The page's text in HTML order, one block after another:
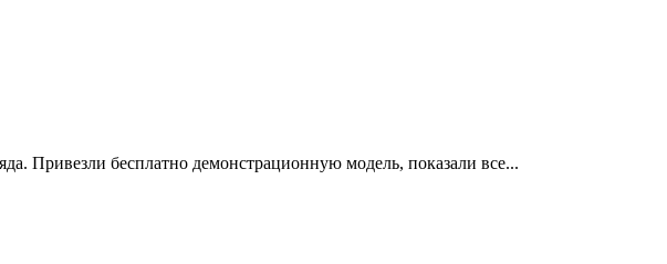
бесплатно демонстрационную модель, показали все...